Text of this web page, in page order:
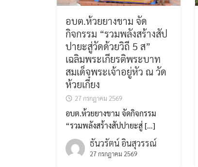
อบต.ห้วยยางขาม จัด
กิจกรรม “รวมพลังสร้างสัป
ปายะสู่วัดด้วยวิถี 5 ส”
เฉลิมพระเกียรติพระบาท
สมเด็จพระเจ้าอยู่หัว ณ วัด
ห้วยเกี๋ยง
27 กรกฎาคม 2569
อบต.ห้วยยางขาม จัดกิจกรรม
“รวมพลังสร้างสัปปายะสู่ […]
ธันวรัตน์ อินสุวรรณ์
27 กรกฎาคม 2569